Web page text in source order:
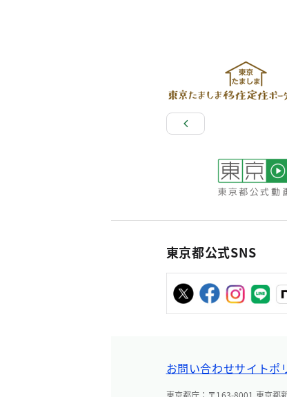
東京都公式SNS
お問い合わせサイトポ
東京都庁：〒163-8001 東京都